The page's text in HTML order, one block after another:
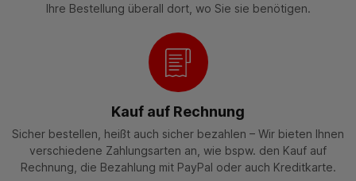
Ihre Bestellung überall dort, wo Sie sie benötigen.
Kauf auf Rechnung
Sicher bestellen, heißt auch sicher bezahlen – Wir bieten Ihnen
verschiedene Zahlungsarten an, wie bspw. den Kauf auf
Rechnung, die Bezahlung mit PayPal oder auch Kreditkarte.